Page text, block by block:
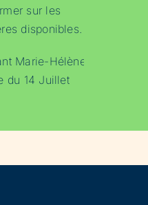
sur les
disponibles.
Marie-Hélène
du 14 Juillet